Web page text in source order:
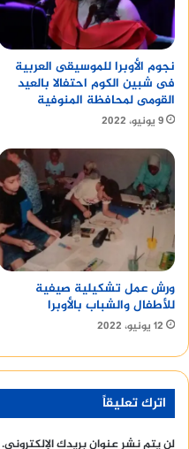
نجوم الأوبرا للموسيقى العربية
فى شبين الكوم احتفالا بالعيد
القومى لمحافظة المنوفية
9 يونيو، 2022
ورش عمل تشكيلية صيفية
للأطفال والشباب بالأوبرا
12 يونيو، 2022
اترك تعليقاً
لن يتم نشر عنوان بريدك الإلكتروني.